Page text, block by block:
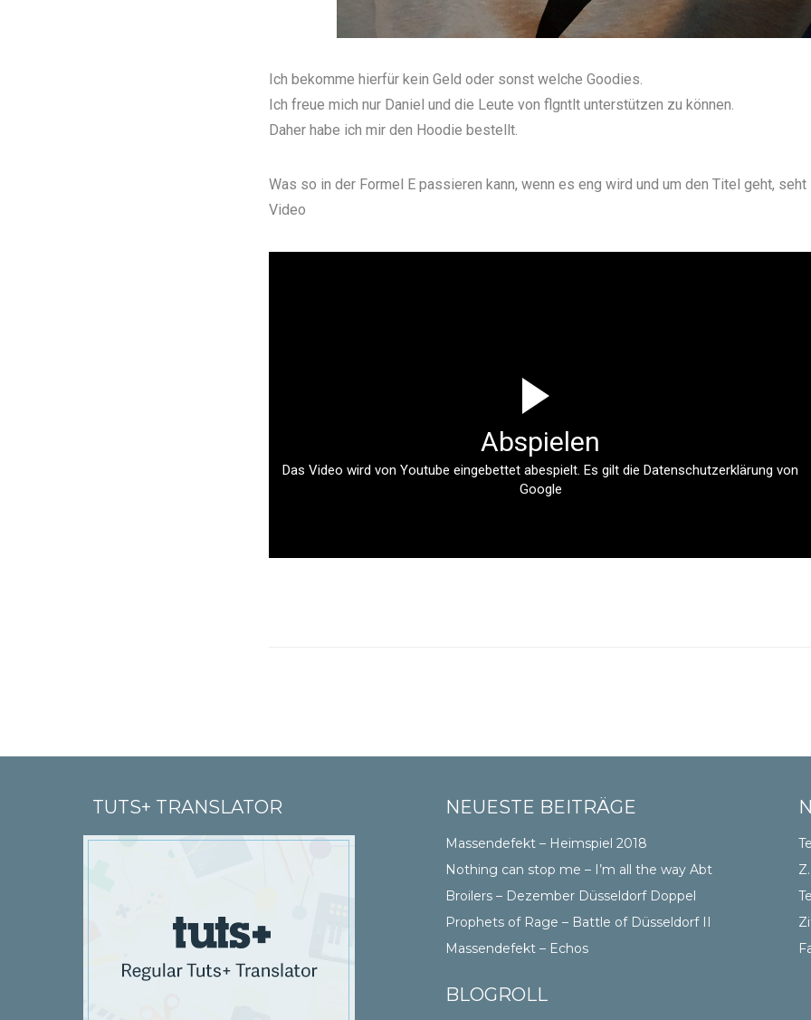
Ich bekomme hierfür kein Geld oder sonst welche Goodies.
Ich freue mich nur Daniel und die Leute von flgntlt unterstützen zu können.
Daher habe ich mir den Hoodie bestellt.
Was so in der Formel E passieren kann, wenn es eng wird und um den Titel geht,
Video
Abspielen
Das Video wird von Youtube eingebettet abespielt. Es gilt die Datenschutzerklärung von
Google
TUTS+ TRANSLATOR NEUESTE BEITRÄGE
Massendefekt – Heimspiel 2018
Nothing can stop me – I’m all the way Abt
Broilers – Dezember Düsseldorf Doppel
Prophets of Rage – Battle of Düsseldorf II
Massendefekt – Echos
BLOGROLL